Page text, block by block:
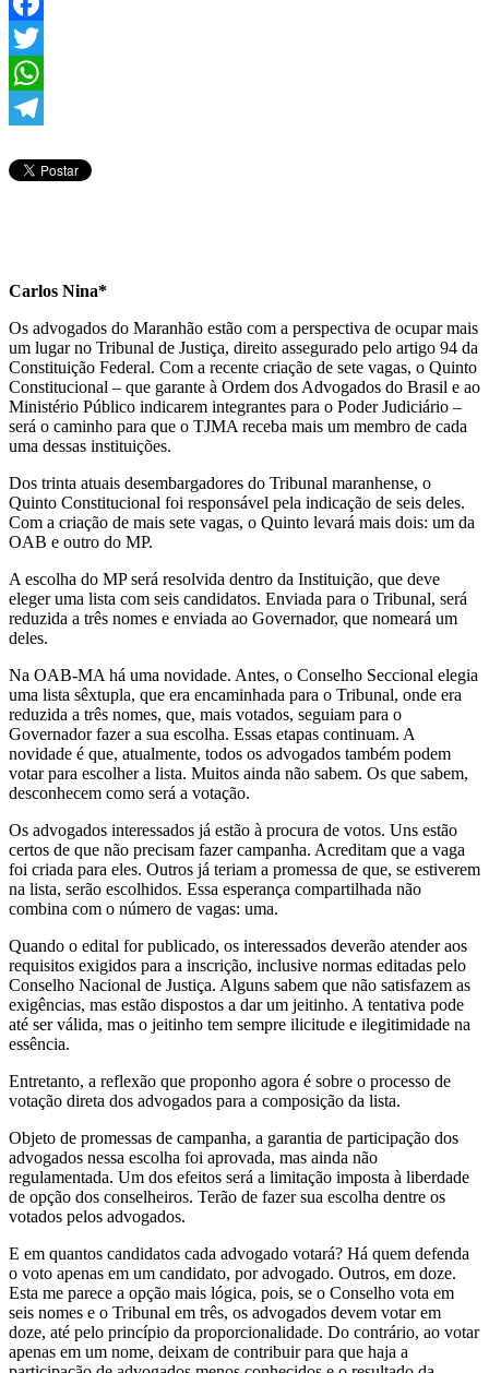
Facebook
Twitter
WhatsApp
Carlos Nina*
Os advogados do Maranhão estão com a perspectiva de ocupar mais
um lugar no Tribunal de Justiça, direito assegurado pelo artigo 94 da
Constituição Federal. Com a recente criação de sete vagas, o Quinto
Constitucional – que garante à Ordem dos Advogados do Brasil e ao
Ministério Público indicarem integrantes para o Poder Judiciário –
será o caminho para que o TJMA receba mais um membro de cada
uma dessas instituições.
Dos trinta atuais desembargadores do Tribunal maranhense, o
Quinto Constitucional foi responsável pela indicação de seis deles.
Com a criação de mais sete vagas, o Quinto levará mais dois: um da
OAB e outro do MP.
A escolha do MP será resolvida dentro da Instituição, que deve
eleger uma lista com seis candidatos. Enviada para o Tribunal, será
reduzida a três nomes e enviada ao Governador, que nomeará um
deles.
Na OAB-MA há uma novidade. Antes, o Conselho Seccional elegia
uma lista sêxtupla, que era encaminhada para o Tribunal, onde era
reduzida a três nomes, que, mais votados, seguiam para o
Governador fazer a sua escolha. Essas etapas continuam. A
novidade é que, atualmente, todos os advogados também podem
votar para escolher a lista. Muitos ainda não sabem. Os que sabem,
desconhecem como será a votação.
Os advogados interessados já estão à procura de votos. Uns estão
certos de que não precisam fazer campanha. Acreditam que a vaga
foi criada para eles. Outros já teriam a promessa de que, se estiverem
na lista, serão escolhidos. Essa esperança compartilhada não
combina com o número de vagas: uma.
Quando o edital for publicado, os interessados deverão atender aos
requisitos exigidos para a inscrição, inclusive normas editadas pelo
Conselho Nacional de Justiça. Alguns sabem que não satisfazem as
exigências, mas estão dispostos a dar um jeitinho. A tentativa pode
até ser válida, mas o jeitinho tem sempre ilicitude e ilegitimidade na
essência.
Entretanto, a reflexão que proponho agora é sobre o processo de
votação direta dos advogados para a composição da lista.
Objeto de promessas de campanha, a garantia de participação dos
advogados nessa escolha foi aprovada, mas ainda não
regulamentada. Um dos efeitos será a limitação imposta à liberdade
de opção dos conselheiros. Terão de fazer sua escolha dentre os
votados pelos advogados.
E em quantos candidatos cada advogado votará? Há quem defenda
o voto apenas em um candidato, por advogado. Outros, em doze.
Esta me parece a opção mais lógica, pois, se o Conselho vota em
seis nomes e o Tribunal em três, os advogados devem votar em
doze, até pelo princípio da proporcionalidade. Do contrário, ao votar
apenas em um nome, deixam de contribuir para que haja a